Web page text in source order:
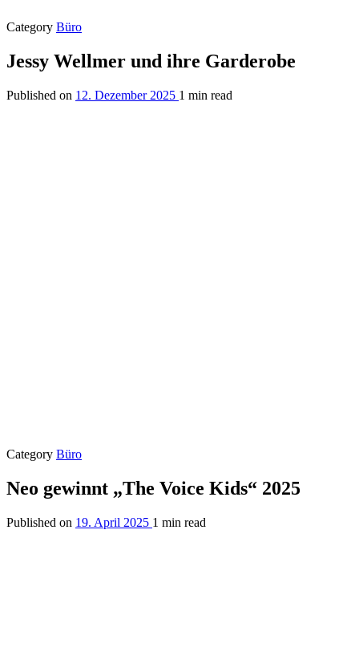
Category Büro
Jessy Wellmer und ihre Garderobe
Published on 12. Dezember 2025 1 min read
Category Büro
Neo gewinnt „The Voice Kids“ 2025
Published on 19. April 2025 1 min read